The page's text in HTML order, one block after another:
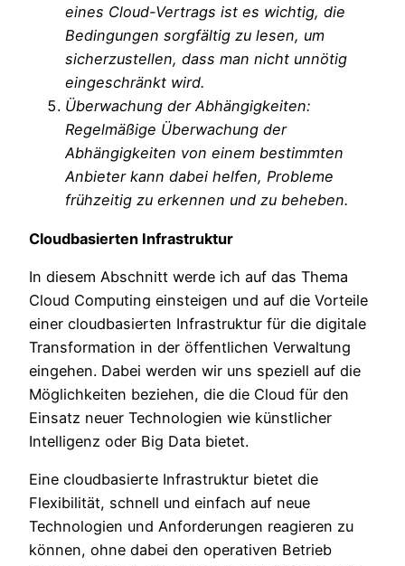
eines Cloud-Vertrags ist es wichtig, die
Bedingungen sorgfältig zu lesen, um
sicherzustellen, dass man nicht unnötig
eingeschränkt wird.
Überwachung der Abhängigkeiten:
Regelmäßige Überwachung der
Abhängigkeiten von einem bestimmten
Anbieter kann dabei helfen, Probleme
frühzeitig zu erkennen und zu beheben.
Cloudbasierten Infrastruktur
In diesem Abschnitt werde ich auf das Thema
Cloud Computing einsteigen und auf die Vorteile
einer cloudbasierten Infrastruktur für die digitale
Transformation in der öffentlichen Verwaltung
eingehen. Dabei werden wir uns speziell auf die
Möglichkeiten beziehen, die die Cloud für den
Einsatz neuer Technologien wie künstlicher
Intelligenz oder Big Data bietet.
Eine cloudbasierte Infrastruktur bietet die
Flexibilität, schnell und einfach auf neue
Technologien und Anforderungen reagieren zu
können, ohne dabei den operativen Betrieb